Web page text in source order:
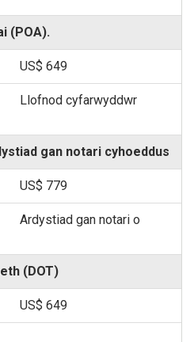
(POA).
US$ 649
Llofnod cyfarwyddwr
gan notari cyhoeddus
US$ 779
Ardystiad gan notari o
(DOT)
US$ 649